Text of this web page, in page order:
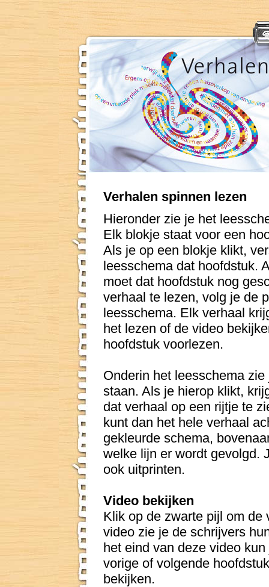
Verhalen spinnen lezen
Hieronder zie je het
Elk blokje staat voor een
Als je op een blokje klikt,
leesschema dat hoofdstuk.
moet dat hoofdstuk nog
verhaal te lezen, volg je de
leesschema. Elk verhaal
het lezen of de video
hoofdstuk voorlezen.
Onderin het leesschema
staan. Als je hierop klikt,
dat verhaal op een rijtje te
kunt dan het hele verhaal
gekleurde schema,
welke lijn er wordt gevolgd.
ook uitprinten.
Video bekijken
Klik op de zwarte pijl om de
video zie je de schrijvers
het eind van deze video
vorige of volgende
bekijken.